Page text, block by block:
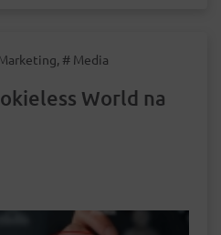
# Media
World na